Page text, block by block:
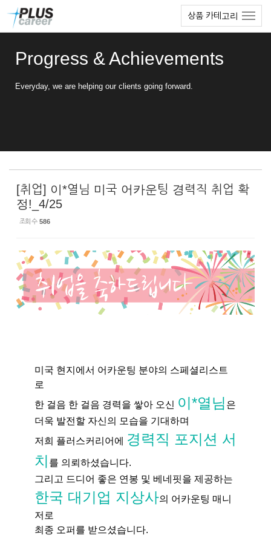
상품 카테고리
Progress & Achievements
Everyday, we are helping our clients going forward.
[취업] 이*열님 미국 어카운팅 경력직 취업 확
정!_4/25
조회 수 586
미국 현지에서 어카운팅 분야의 스페셜리스트
로
한 걸음 한 걸음 경력을 쌓아 오신 이*열님 은
더욱 발전할 자신의 모습을 기대하며
저희 플러스커리어에
경력직 포지션 서
치 를 의뢰하셨습니다.
그리고 드디어 좋은 연봉 및 베네핏을 제공하는
한국 대기업 지상사의 어카운팅 매니
저로
최종 오퍼를 받으셨습니다.